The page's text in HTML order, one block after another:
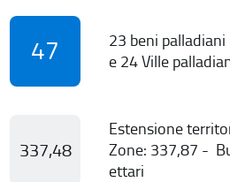
47
23 beni
e 24 Ville
337,48
Estensione
Zone: 337,87 -
ettari